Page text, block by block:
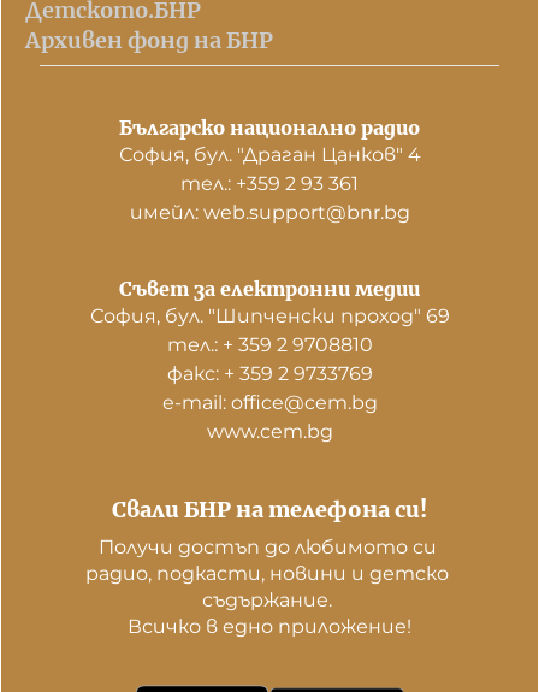
Детското.БНР
Архивен фонд на БНР
Българско национално радио
София, бул. "Драган Цанков" 4
тел.: +359 2 93 361
имейл: web.support@bnr.bg
Свали БНР на телефона си!
Получи достъп до любимото си
радио, подкасти, новини и детско
съдържание.
Всичко в едно приложение!
Съвет за електронни медии
София, бул. "Шипченски проход" 69
тел.: + 359 2 9708810
факс: + 359 2 9733769
е-mail: office@cem.bg
www.cem.bg